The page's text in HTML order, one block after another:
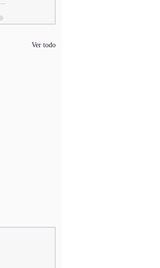
Ver todo